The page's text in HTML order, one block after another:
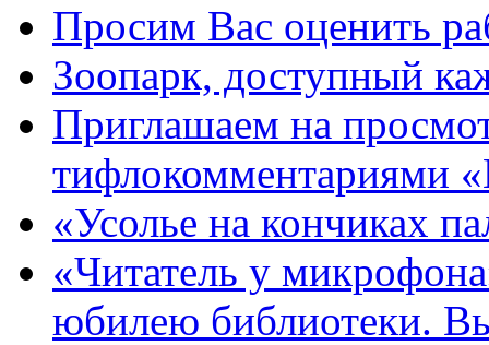
Просим Вас оценить
Зоопарк, доступный
Приглашаем на
тифлокомментариями
«Усолье на кончиках
«Читатель у
юбилею библиотеки.